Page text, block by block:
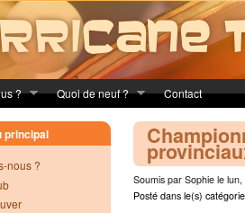
? Quoi de neuf ? Contact
Soumis par Sophie le
Posté dans le(s)
principal
nous ?